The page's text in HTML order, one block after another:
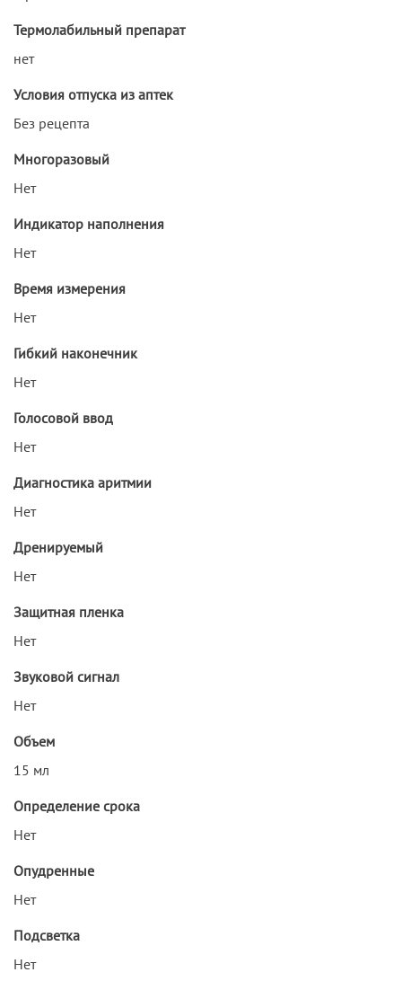
Термолабильный препарат
нет
Условия отпуска из аптек
Без рецепта
Многоразовый
Нет
Индикатор наполнения
Нет
Время измерения
Нет
Гибкий наконечник
Нет
Голосовой ввод
Нет
Диагностика аритмии
Нет
Дренируемый
Нет
Защитная пленка
Нет
Звуковой сигнал
Нет
Объем
15 мл
Определение срока
Нет
Опудренные
Нет
Подсветка
Нет